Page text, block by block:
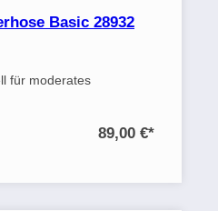
Basic 28932
für moderates
89,00 €*